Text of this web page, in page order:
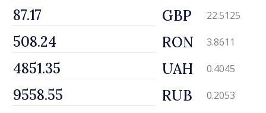
GBP 22.5125
RON 3.8611
UAH 0.4045
RUB 0.2053